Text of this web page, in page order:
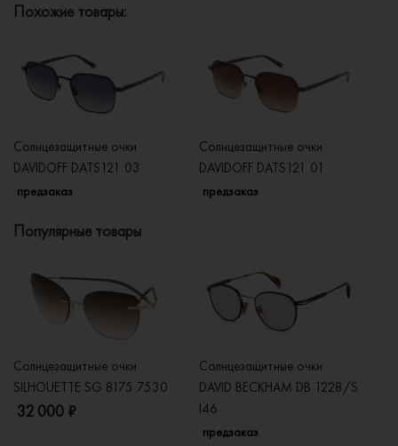
Похожие товары:
Солнцезащитные очки
DAVIDOFF DATS121 03
предзаказ
Солнцезащитные очки
DAVIDOFF DATS121 01
предзаказ
Популярные товары
Солнцезащитные очки
SILHOUETTE SG 8175 7530
32 000 ₽
Солнцезащитные очки
DAVID BECKHAM DB 1228/S
I46
предзаказ